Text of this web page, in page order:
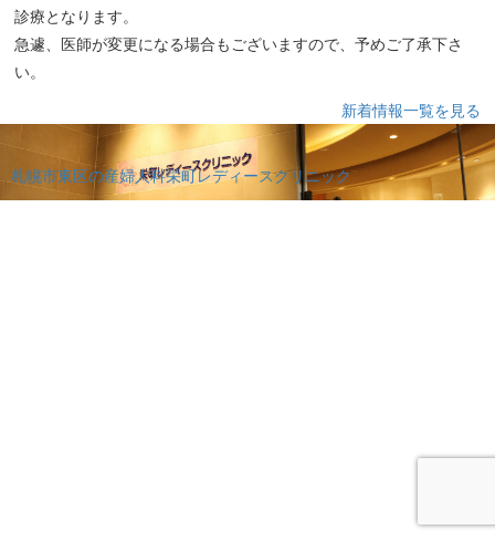
診療となります。
急遽、医師が変更になる場合もございますので、予めご了承下さ
い。
新着情報一覧を見る
札幌市東区の産婦人科栄町レディースクリニック